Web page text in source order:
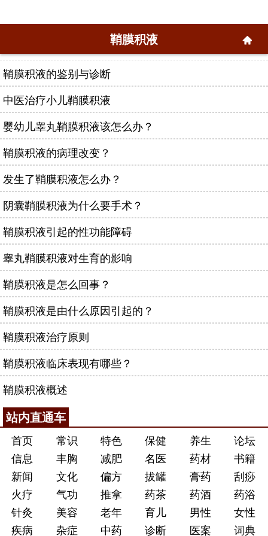
鞘膜积液
鞘膜积液的鉴别与诊断
中医治疗小儿鞘膜积液
婴幼儿睾丸鞘膜积液该怎么办？
鞘膜积液的病理改变？
发生了鞘膜积液怎么办？
阴囊鞘膜积液为什么要手术？
鞘膜积液引起的性功能障碍
睾丸鞘膜积液对生育的影响
鞘膜积液是怎么回事？
鞘膜积液是由什么原因引起的？
鞘膜积液治疗原则
鞘膜积液临床表现有哪些？
鞘膜积液概述
站内直通车
首页 常识 特色 保健 养生
论坛
信息
丰胸 减肥 名医 药材
书籍
新闻
文化 偏方 拔罐 膏药
刮痧
火疗
气功 推拿 药茶 药酒
药浴
针灸
美容 老年 育儿 男性
女性
疾病
杂症 中药 诊断 医案 词典